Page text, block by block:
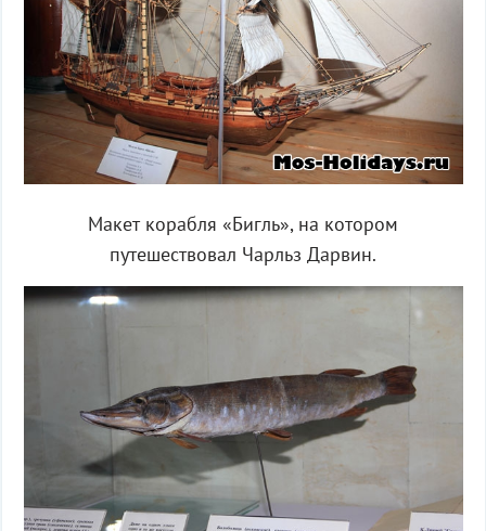
Макет корабля «Бигль», на котором
путешествовал Чарльз Дарвин.